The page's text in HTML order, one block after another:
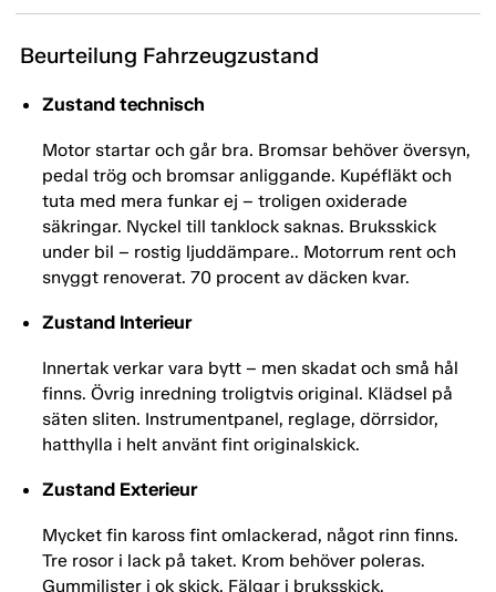
Beurteilung Fahrzeugzustand
Zustand technisch
Motor startar och går bra. Bromsar behöver översyn,
pedal trög och bromsar anliggande. Kupéfläkt och
tuta med mera funkar ej – troligen oxiderade
säkringar. Nyckel till tanklock saknas. Bruksskick
under bil – rostig ljuddämpare.. Motorrum rent och
snyggt renoverat. 70 procent av däcken kvar.
Zustand Interieur
Innertak verkar vara bytt – men skadat och små hål
finns. Övrig inredning troligtvis original. Klädsel på
säten sliten. Instrumentpanel, reglage, dörrsidor,
hatthylla i helt använt fint originalskick.
Zustand Exterieur
Mycket fin kaross fint omlackerad, något rinn finns.
Tre rosor i lack på taket. Krom behöver poleras.
Gummilister i ok skick. Fälgar i bruksskick.